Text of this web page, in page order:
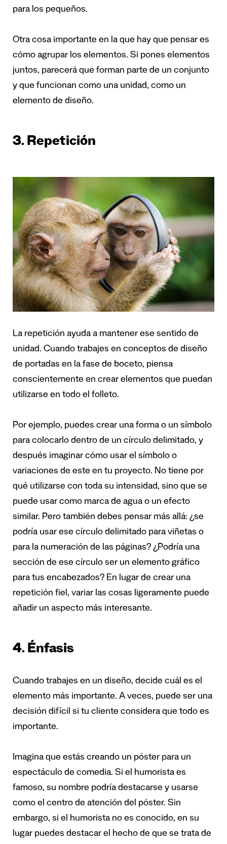
para los pequeños.
Otra cosa importante en la que hay que pensar es
cómo agrupar los elementos. Si pones elementos
juntos, parecerá que forman parte de un conjunto
y que funcionan como una unidad, como un
elemento de diseño.
3. Repetición
La repetición ayuda a mantener ese sentido de
unidad. Cuando trabajes en conceptos de diseño
de portadas en la fase de boceto, piensa
conscientemente en crear elementos que puedan
utilizarse en todo el folleto.
Por ejemplo, puedes crear una forma o un símbolo
para colocarlo dentro de un círculo delimitado, y
después imaginar cómo usar el símbolo o
variaciones de este en tu proyecto. No tiene por
qué utilizarse con toda su intensidad, sino que se
puede usar como marca de agua o un efecto
similar. Pero también debes pensar más allá: ¿se
podría usar ese círculo delimitado para viñetas o
para la numeración de las páginas? ¿Podría una
sección de ese círculo ser un elemento gráfico
para tus encabezados? En lugar de crear una
repetición fiel, variar las cosas ligeramente puede
añadir un aspecto más interesante.
4. Énfasis
Cuando trabajes en un diseño, decide cuál es el
elemento más importante. A veces, puede ser una
decisión difícil si tu cliente considera que todo es
importante.
Imagina que estás creando un póster para un
espectáculo de comedia. Si el humorista es
famoso, su nombre podría destacarse y usarse
como el centro de atención del póster. Sin
embargo, si el humorista no es conocido, en su
lugar puedes destacar el hecho de que se trata de